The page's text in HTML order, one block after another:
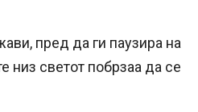
пред да ги паузира на
низ светот побрзаа да се